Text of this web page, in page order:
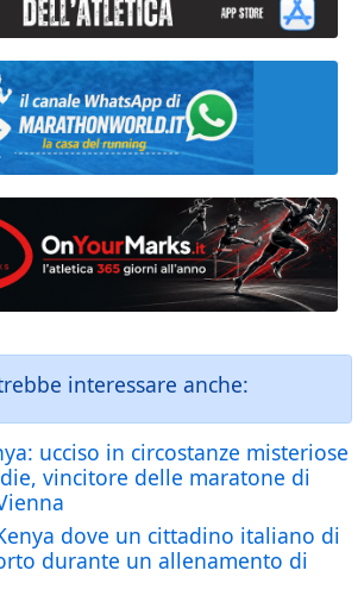
interessare anche:
ucciso in circostanze misteriose
vincitore delle maratone di
dove un cittadino italiano di
durante un allenamento di